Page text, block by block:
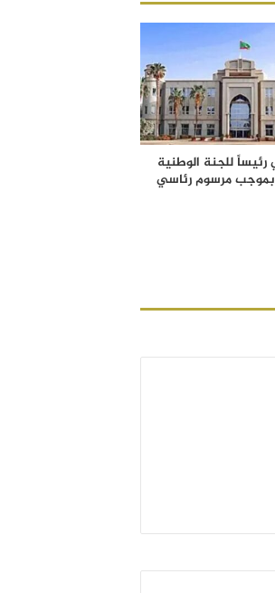
للجنة الوطنية
بموجب مرسوم رئاسي